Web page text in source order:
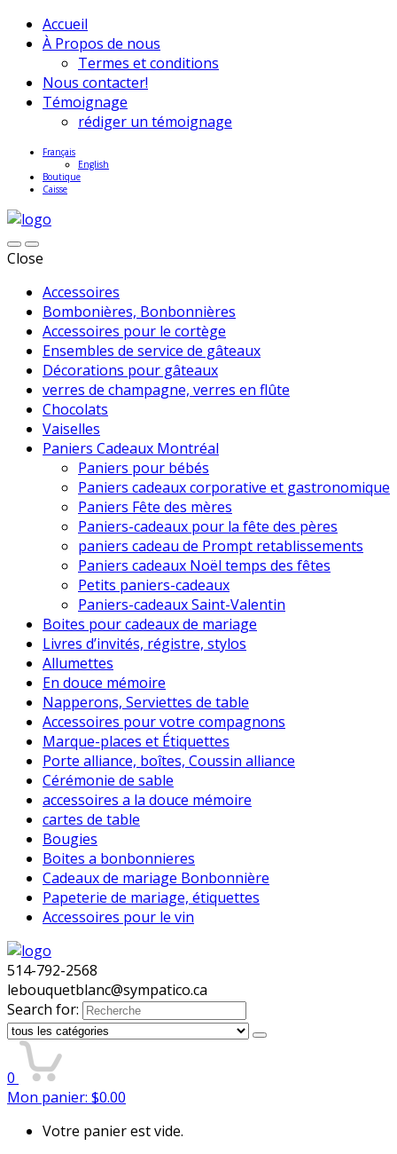
Accueil
À Propos de nous
Termes et conditions
Nous contacter!
Témoignage
rédiger un témoignage
Français
English
Boutique
Caisse
Close
Accessoires
Bombonières, Bonbonnières
Accessoires pour le cortège
Ensembles de service de gâteaux
Décorations pour gâteaux
verres de champagne, verres en flûte
Chocolats
Vaiselles
Paniers Cadeaux Montréal
Paniers pour bébés
Paniers cadeaux corporative et gastronomique
Paniers Fête des mères
Paniers-cadeaux pour la fête des pères
paniers cadeau de Prompt retablissements
Paniers cadeaux Noël temps des fêtes
Petits paniers-cadeaux
Paniers-cadeaux Saint-Valentin
Boites pour cadeaux de mariage
Livres d’invités, régistre, stylos
Allumettes
En douce mémoire
Napperons, Serviettes de table
Accessoires pour votre compagnons
Marque-places et Étiquettes
Porte alliance, boîtes, Coussin alliance
Cérémonie de sable
accessoires a la douce mémoire
cartes de table
Bougies
Boites a bonbonnieres
Cadeaux de mariage Bonbonnière
Papeterie de mariage, étiquettes
Accessoires pour le vin
514-792-2568
lebouquetblanc@sympatico.ca
Search for:
0
Mon panier: $0.00
Votre panier est vide.